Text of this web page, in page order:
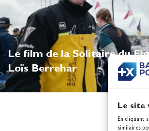
Le site
En cliquant
similaires
Le film de la Solitaire du
Loïs Berrehar